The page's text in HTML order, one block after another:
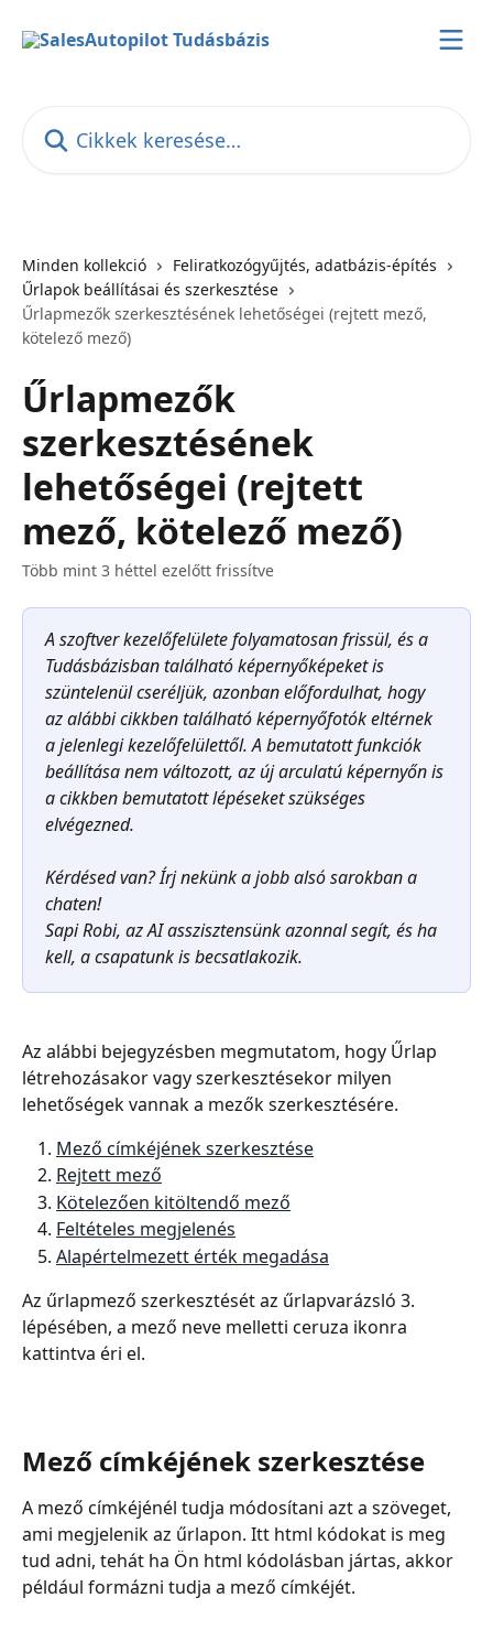
Minden kollekció
Feliratkozógyűjtés, adatbázis-építés
Űrlapok beállításai és szerkesztése
Űrlapmezők szerkesztésének lehetőségei (rejtett mező,
kötelező mező)
Űrlapmezők
szerkesztésének
lehetőségei (rejtett
mező, kötelező mező)
Több mint 3 héttel ezelőtt frissítve
A szoftver kezelőfelülete folyamatosan frissül, és a
Tudásbázisban található képernyőképeket is
szüntelenül cseréljük, azonban előfordulhat, hogy
az alábbi cikkben található képernyőfotók eltérnek
a jelenlegi kezelőfelülettől. A bemutatott funkciók
beállítása nem változott, az új arculatú képernyőn is
a cikkben bemutatott lépéseket szükséges
elvégezned.
Kérdésed van? Írj nekünk a jobb alsó sarokban a
chaten!
Sapi Robi, az AI asszisztensünk azonnal segít, és ha
kell, a csapatunk is becsatlakozik.
Az alábbi bejegyzésben megmutatom, hogy Űrlap
létrehozásakor vagy szerkesztésekor milyen
lehetőségek vannak a mezők szerkesztésére.
Mező címkéjének szerkesztése
Rejtett mező
Kötelezően kitöltendő mező
Feltételes megjelenés
Alapértelmezett érték megadása
Az űrlapmező szerkesztését az űrlapvarázsló 3.
lépésében, a mező neve melletti ceruza ikonra
kattintva éri el.
Mező címkéjének szerkesztése
A mező címkéjénél tudja módosítani azt a szöveget,
ami megjelenik az űrlapon. Itt html kódokat is meg
tud adni, tehát ha Ön html kódolásban jártas, akkor
például formázni tudja a mező címkéjét.